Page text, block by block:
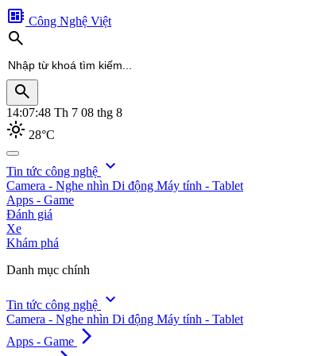
developer_board Công Nghệ Việt
search
search
14:07:50 Th 7 08 thg 8
light_mode 28°C
search
Tin tức công nghệ expand_more
Camera - Nghe nhìn Di động Máy tính - Tablet
Apps - Game
Đánh giá
Xe
Khám phá
Danh mục chính
Tin tức công nghệ expand_more
Camera - Nghe nhìn Di động Máy tính - Tablet
Apps - Game arrow_forward_ios